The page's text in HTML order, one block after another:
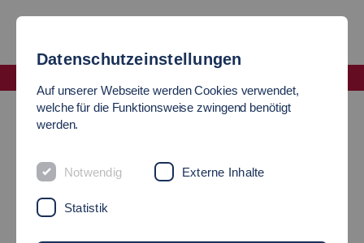
Digital Engineering Modelle
STUDIENMODELLE
Datenschutzeinstellungen
Auf unserer Webseite werden Cookies verwendet,
welche für die Funktionsweise zwingend benötigt
werden.
Notwendig Externe Inhalte
Statistik